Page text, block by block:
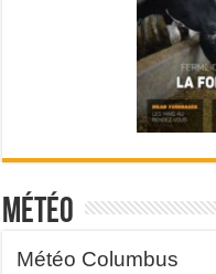
Météo